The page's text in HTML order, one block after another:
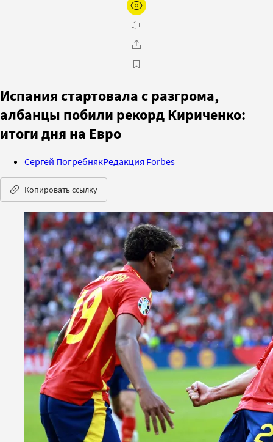
Испания стартовала с разгрома,
албанцы побили рекорд Кириченко:
итоги дня на Евро
Сергей ПогребнякРедакция Forbes
Копировать ссылку